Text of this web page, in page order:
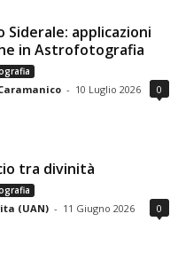
Siderale: applicazioni
in Astrofotografia
- 10 Luglio 2026 0
tra divinità
(UAN) - 11 Giugno 2026 0